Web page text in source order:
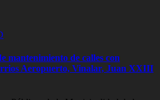
mantenimiento de calles con
Aeropuerto, Vinalar, Juan XXIII